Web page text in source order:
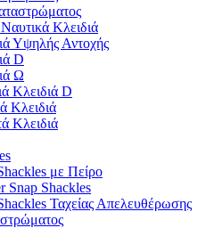
Κλειδιά
Υψηλής Αντοχής
D
Ω
Κλειδιά D
Κλειδιά
Κλειδιά
με Πείρο
Snap Shackles
Ταχείας Απελευθέρωσης